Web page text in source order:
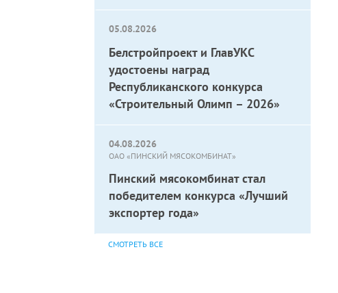
05.08.2026
Белстройпроект и ГлавУКС
удостоены наград
Республиканского конкурса
«Строительный Олимп – 2026»
04.08.2026
ОАО «ПИНСКИЙ МЯСОКОМБИНАТ»
Пинский мясокомбинат стал
победителем конкурса «Лучший
экспортер года»
СМОТРЕТЬ ВСЕ